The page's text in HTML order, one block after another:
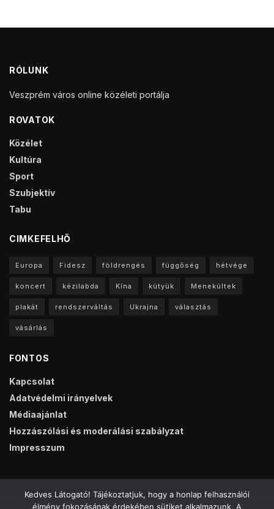
RÓLUNK
Veszprém város online közéleti portálja
ROVATOK
Közélet
Kultúra
Sport
Szubjektív
Tabu
CIMKEFELHŐ
Europa Fidesz földrengés függőség hétvége
koncert kézilabda Kína kütyük Menekültek
plakát rendszerváltás Ukrajna választás
vásárlás
FONTOS
Kapcsolat
Adatvédelmi irányelvek
Médiaajánlat
Hozzászólási és moderálási szabályzat
Impresszum
Kedves Látogató! Tájékoztatjuk, hogy a honlap felhasználói
élmény fokozásának érdekében sütiket alkalmazunk. A